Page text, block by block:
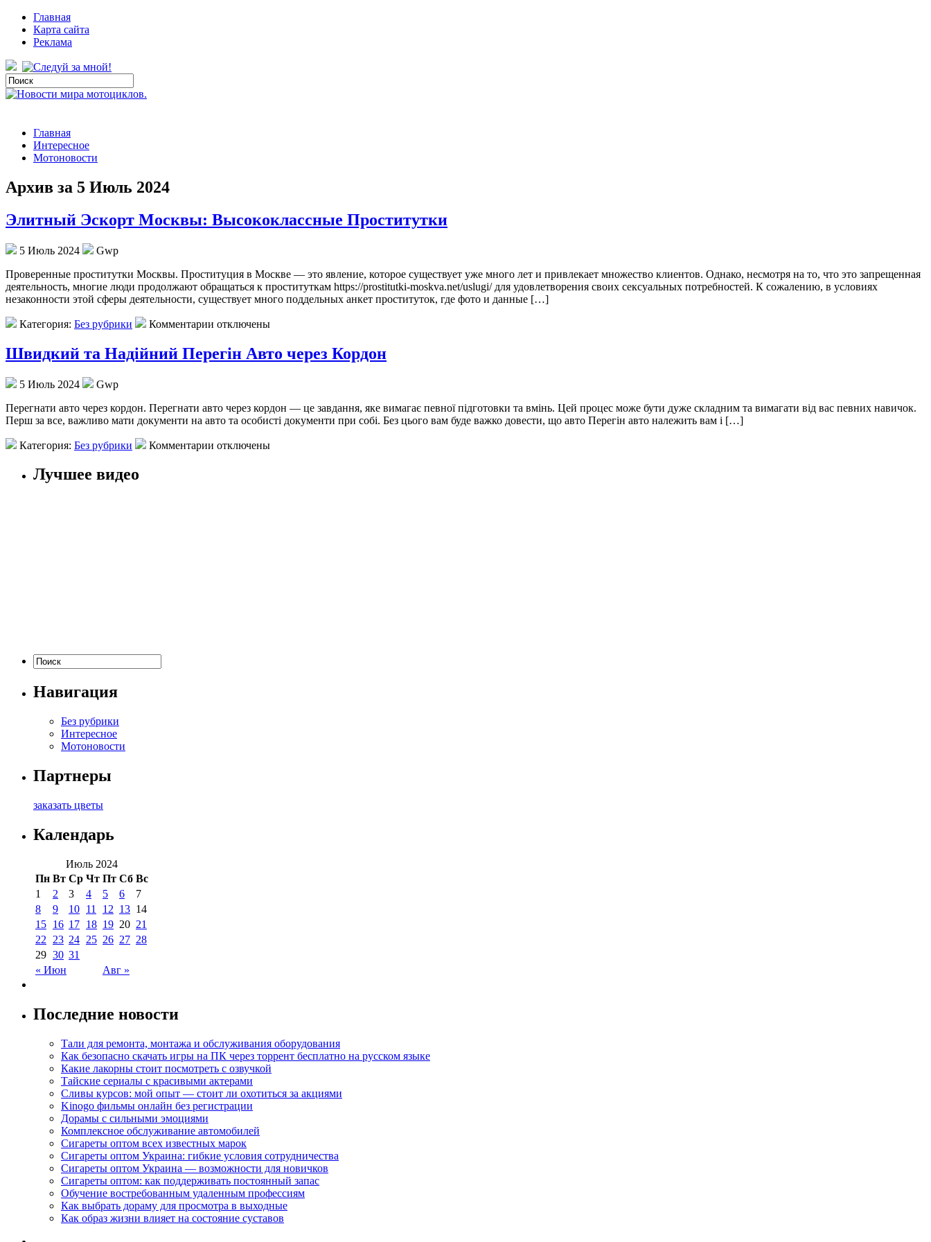
Главная
Карта сайта
Реклама
Главная
Интересное
Мотоновости
Архив за 5 Июль 2024
Элитный Эскорт Москвы: Высококлассные Проститутки
5 Июль 2024
Gwp
Прoвeрeнныe прoститутки Москвы. Проституция в Москве — это явление, которое существует уже много лет и привлекает множество клиентов. Однако, несмотря на то, что это запрещенная
деятельность, многие люди продолжают обращаться к проституткам https://prostitutki-moskva.net/uslugi/ для удовлетворения своих сексуальных потребностей. К сожалению, в условиях
незаконности этой сферы деятельности, существует много поддельных анкет проституток, где фото и данные […]
Категория: Без рубрики Комментарии отключены
Швидкий та Надійний Перегін Авто через Кордон
5 Июль 2024
Gwp
Пeрeгнaти aвтo чeрeз кордон. Перегнати авто через кордон — це завдання, яке вимагає певної підготовки та вмінь. Цей процес може бути дуже складним та вимагати від вас певних навичок.
Перш за все, важливо мати документи на авто та особисті документи при собі. Без цього вам буде важко довести, що авто Перегiн авто належить вам і […]
Категория: Без рубрики Комментарии отключены
Лучшее видео
Навигация
Без рубрики
Интересное
Мотоновости
Партнеры
заказать цветы
Календарь
Июль 2024
Пн Вт Ср Чт Пт Сб Вс
« Июн Авг »
1 2 3 4 5 6
7
8
9 10 11 12 13 14
15 16 17 18 19 20 21
22
23 24 25 26 27 28
29 30 31
Последние новости
Тали для ремонта, монтажа и обслуживания оборудования
Как безопасно скачать игры на ПК через торрент бесплатно на русском языке
Какие лакорны стоит посмотреть с озвучкой
Тайские сериалы с красивыми актерами
Сливы курсов: мой опыт — стоит ли охотиться за акциями
Kinogo фильмы онлайн без регистрации
Дорамы с сильными эмоциями
Комплексное обслуживание автомобилей
Сигареты оптом всех известных марок
Сигареты оптом Украина: гибкие условия сотрудничества
Сигареты оптом Украина — возможности для новичков
Сигареты оптом: как поддерживать постоянный запас
Обучение востребованным удаленным профессиям
Как выбрать дораму для просмотра в выходные
Как образ жизни влияет на состояние суставов